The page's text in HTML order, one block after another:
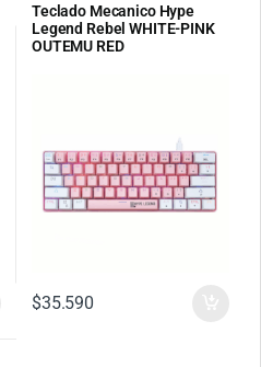
Teclado Mecanico Hype
Legend Rebel WHITE-PINK
OUTEMU RED
$35.590